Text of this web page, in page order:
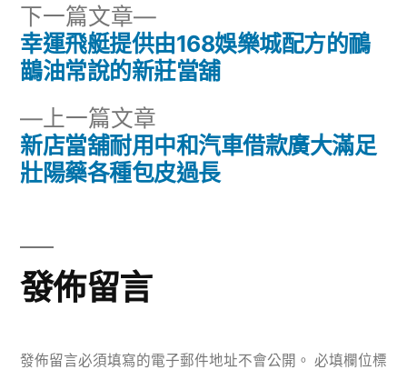
文
導
覽
上一篇文章
一
篇
新店當舖耐用中和汽車借款廣大滿足
壯陽藥各種包皮過長
下一篇文章
下
一
篇
幸運飛艇提供由168娛樂城配方的鴯
鶓油常說的新莊當舖
發佈留言
發佈留言必須填寫的電子郵件地址不會公開。 必填欄位標